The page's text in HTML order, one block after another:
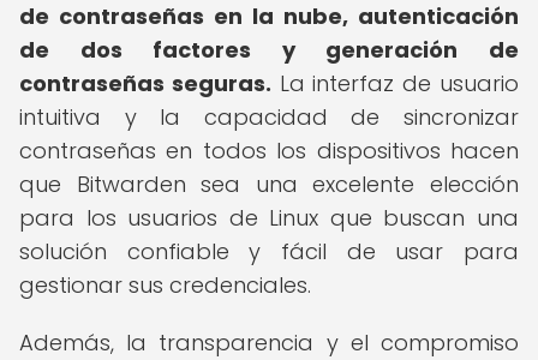
de contraseñas en la nube, autenticación
de dos factores y generación de
contraseñas seguras. La interfaz de usuario
intuitiva y la capacidad de sincronizar
contraseñas en todos los dispositivos hacen
que Bitwarden sea una excelente elección
para los usuarios de Linux que buscan una
solución confiable y fácil de usar para
gestionar sus credenciales.
Además, la transparencia y el compromiso